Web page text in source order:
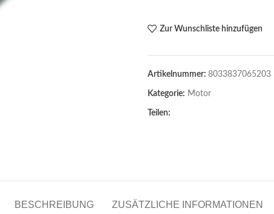
Zur Wunschliste hinzufügen
Artikelnummer: 8033837065203
Kategorie: Motor
Teilen:
BESCHREIBUNG ZUSÄTZLICHE INFORMATIONEN